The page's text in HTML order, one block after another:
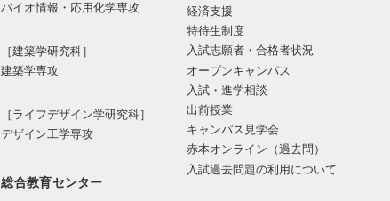
バイオ情報・応⽤化学専攻
［建築学研究科］
建築学専攻
［ライフデザイン学研究科］
デザイン工学専攻
総合教育センター
経済支援
特待生制度
入試志願者・合格者状況
オープンキャンパス
入試・進学相談
出前授業
キャンパス見学会
赤本オンライン（過去問）
入試過去問題の利用について